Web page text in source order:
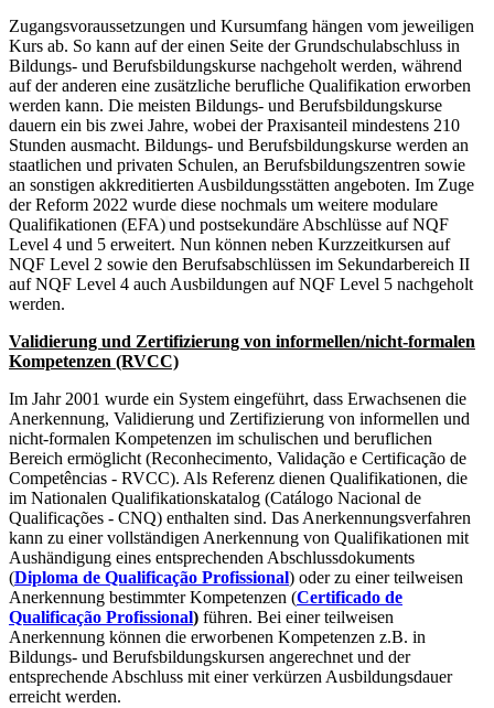
Zugangsvoraussetzungen und Kursumfang hängen vom jeweiligen
Kurs ab. So kann auf der einen Seite der Grundschulabschluss in
Bildungs- und Berufsbildungskurse nachgeholt werden, während
auf der anderen eine zusätzliche berufliche Qualifikation erworben
werden kann. Die meisten Bildungs- und Berufsbildungskurse
dauern ein bis zwei Jahre, wobei der Praxisanteil mindestens 210
Stunden ausmacht. Bildungs- und Berufsbildungskurse werden an
staatlichen und privaten Schulen, an Berufsbildungszentren sowie
an sonstigen akkreditierten Ausbildungsstätten angeboten. Im Zuge
der Reform 2022 wurde diese nochmals um weitere modulare
Qualifikationen (EFA)und postsekundäre Abschlüsse auf NQF
Level 4 und 5 erweitert. Nun können neben Kurzzeitkursen auf
NQF Level 2 sowie den Berufsabschlüssen im Sekundarbereich II
auf NQF Level 4 auch Ausbildungen auf NQF Level 5 nachgeholt
werden.
Validierung und Zertifizierung von informellen/nicht-formalen
Kompetenzen (RVCC)
Im Jahr 2001 wurde ein System eingeführt, dass Erwachsenen die
Anerkennung, Validierung und Zertifizierung von informellen und
nicht-formalen Kompetenzen im schulischen und beruflichen
Bereich ermöglicht (Reconhecimento, Validação e Certificação de
Competências - RVCC). Als Referenz dienen Qualifikationen, die
im Nationalen Qualifikationskatalog (Catálogo Nacional de
Qualificações - CNQ) enthalten sind. Das Anerkennungsverfahren
kann zu einer vollständigen Anerkennung von Qualifikationen mit
Aushändigung eines entsprechenden Abschlussdokuments
(Diploma de Qualificação Profissional) oder zu einer teilweisen
Anerkennung bestimmter Kompetenzen (Certificado de
Qualificação Profissional) führen. Bei einer teilweisen
Anerkennung können die erworbenen Kompetenzen z.B. in
Bildungs- und Berufsbildungskursen angerechnet und der
entsprechende Abschluss mit einer verkürzen Ausbildungsdauer
erreicht werden.